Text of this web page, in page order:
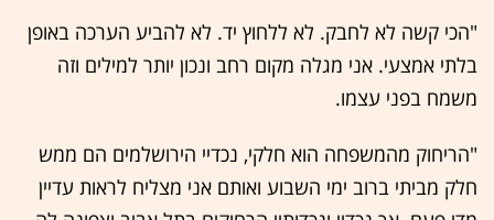
"הכי קשה לא לחבק. לא ללחוץ יד. לא להביע הערכה באופן
בלתי אמצעי. אני מגלה מקום רחב ונכון יותר למילים וזה
משמח בפני עצמו.
"הריחוק מהמשפחה הוא חלקי, נכדיי הירושלמים הם ממש
חלק מביתי ברוב ימי השבוע ואותם אני מצליח לראות עדיין